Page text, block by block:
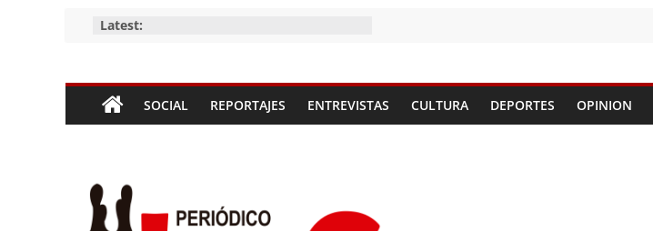
Latest:
Periódico
La
Compañía
Periódico
SOCIAL REPORTAJES ENTREVISTAS CULTURA DEPORTES OPINION